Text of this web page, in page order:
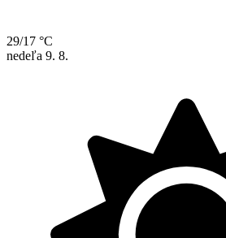
29/17 °C
nedeľa 9. 8.